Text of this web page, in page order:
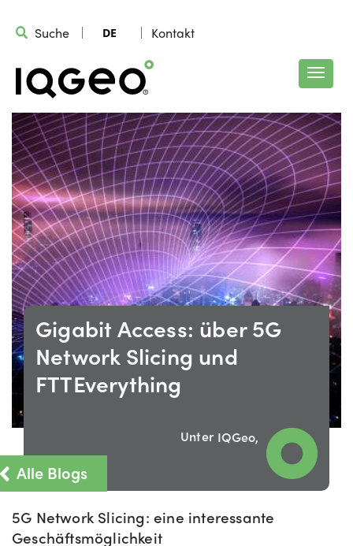
Suche DE Kontakt
Alle Blogs
Gigabit Access: über 5G
Network Slicing und
FTTEverything
Unter IQGeo,
5G Network Slicing: eine interessante
Geschäftsmöglichkeit